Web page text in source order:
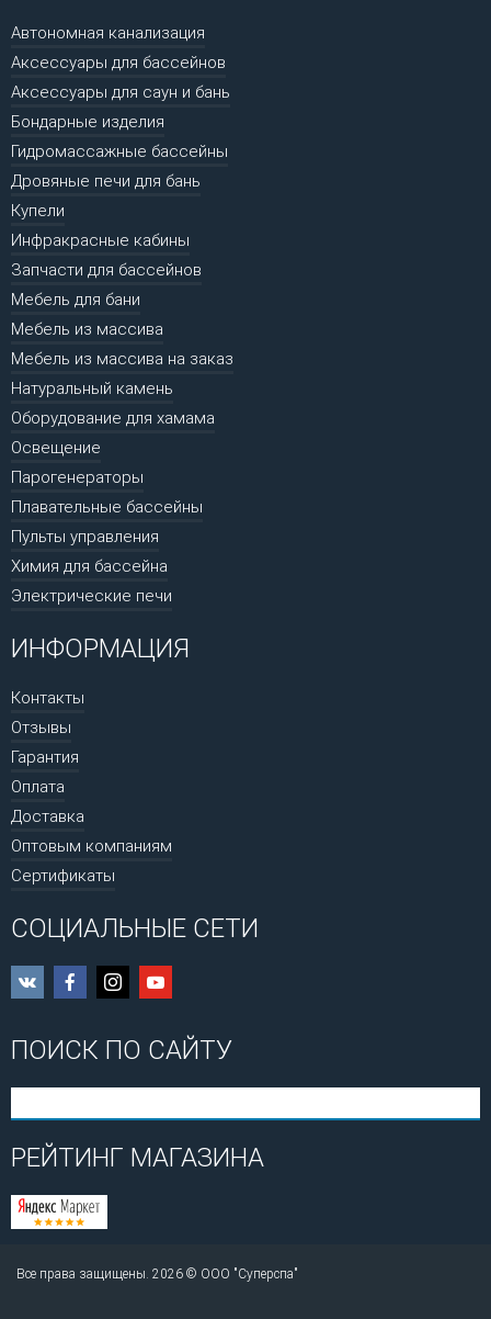
Автономная канализация
Аксессуары для бассейнов
Аксессуары для саун и бань
Бондарные изделия
Гидромассажные бассейны
Дровяные печи для бань
Купели
Инфракрасные кабины
Запчасти для бассейнов
Мебель для бани
Мебель из массива
Мебель из массива на заказ
Натуральный камень
Оборудование для хамама
Освещение
Парогенераторы
Плавательные бассейны
Пульты управления
Химия для бассейна
Электрические печи
ИНФОРМАЦИЯ
Контакты
Отзывы
Гарантия
Оплата
Доставка
Оптовым компаниям
Сертификаты
СОЦИАЛЬНЫЕ СЕТИ
ПОИСК ПО САЙТУ
РЕЙТИНГ МАГАЗИНА
Все права защищены. 2026 © ООО "Суперспа"